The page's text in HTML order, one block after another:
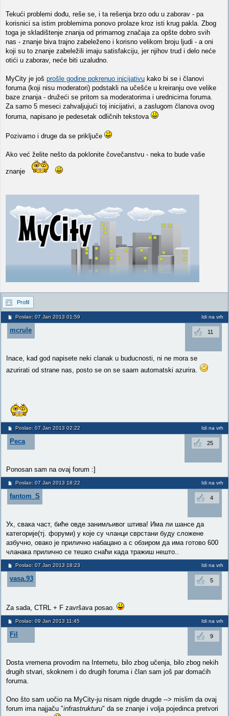
Tekući problemi dođu, reše se, i ta rešenja brzo odu u zaborav - pa
korisnici sa istim problemima ponovo prolaze kroz isti krug pakla. Zbog
toga je skladištenje znanja od primarnog značaja za opšte dobro svih
nas - znanje biva trajno zabeleženo i korisno velikom broju ljudi - a oni
koji su to znanje zabeležili imaju satisfakciju, jer njihov trud i delo neće
otići u zaborav, neće biti uzaludno.
MyCity je još prošle godine pokrenuo inicijativu kako bi se i članovi
foruma (koji nisu moderatori) podstakli na učešće u kreiranju ove velike
baze znanja - družeći se pritom sa moderatorima i urednicima foruma.
Za samo 5 meseci zahvaljujući toj inicijativi, a zaslugom članova ovog
foruma, napisano je pedesetak odličnih tekstova
Pozivamo i druge da se priključe
Ako već želite nešto da poklonite čovečanstvu - neka to bude vaše
znanje
Profil
Poslao: 07 Jan 2013 01:59 Idi na vrh
mcrule 11
Inace, kad god napisete neki clanak u buducnosti, ni ne mora se
azurirati od strane nas, posto se on se saam automatski azurira.
Poslao: 07 Jan 2013 02:22 Idi na vrh
Peca 25
Ponosan sam na ovaj forum :]
Poslao: 07 Jan 2013 18:22 Idi na vrh
fantom_S 4
Ух, свака част, биће овде занимљивог штива! Има ли шансе да
категорије(тј. форуми) у које су чланци сврстани буду сложене
азбучно, овако је прилично набацано а с обзиром да има готово 600
чланака прилично се тешко снаћи када тражиш нешто..
Poslao: 07 Jan 2013 18:23 Idi na vrh
vasa.93 5
Za sada, CTRL + F završava posao.
Poslao: 09 Jan 2013 11:45 Idi na vrh
Fil 9
Dosta vremena provodim na Internetu, bilo zbog učenja, bilo zbog nekih
drugih stvari, skoknem i do drugih foruma i član sam još par domaćih
foruma.
Ono što sam uočio na MyCity-ju nisam nigde drugde --> mislim da ovaj
forum ima najjaču "infrastrukturu" da se znanje i volja pojedinca pretvori